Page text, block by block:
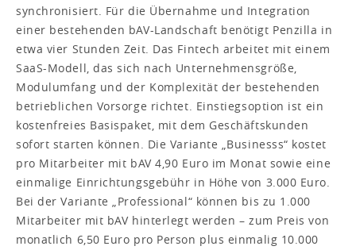
synchronisiert. Für die Übernahme und Integration
einer bestehenden bAV-Landschaft benötigt Penzilla in
etwa vier Stunden Zeit. Das Fintech arbeitet mit einem
SaaS-Modell, das sich nach Unternehmensgröße,
Modulumfang und der Komplexität der bestehenden
betrieblichen Vorsorge richtet. Einstiegsoption ist ein
kostenfreies Basispaket, mit dem Geschäftskunden
sofort starten können. Die Variante „Businesss“ kostet
pro Mitarbeiter mit bAV 4,90 Euro im Monat sowie eine
einmalige Einrichtungsgebühr in Höhe von 3.000 Euro.
Bei der Variante „Professional“ können bis zu 1.000
Mitarbeiter mit bAV hinterlegt werden – zum Preis von
monatlich 6,50 Euro pro Person plus einmalig 10.000